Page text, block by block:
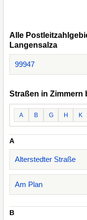
Alle
Langensalza
99947
Straßen in Zimmern
A B G H K
A
Alterstedter Straße
Am Plan
B